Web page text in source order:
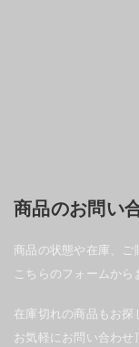
商品のお問い
商品の状態や在庫、ご
こちらのフォームから
在庫切れの商品もお探
お気軽にお問い合わせ